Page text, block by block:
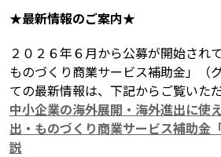
★最新情報のご案内★
２０２６年６月から公募が開始され
ものづくり商業サービス補助金」（
ての最新情報は、下記からご覧いた
中小企業の海外展開・海外進出に使
出・ものづくり商業サービス補助金
説